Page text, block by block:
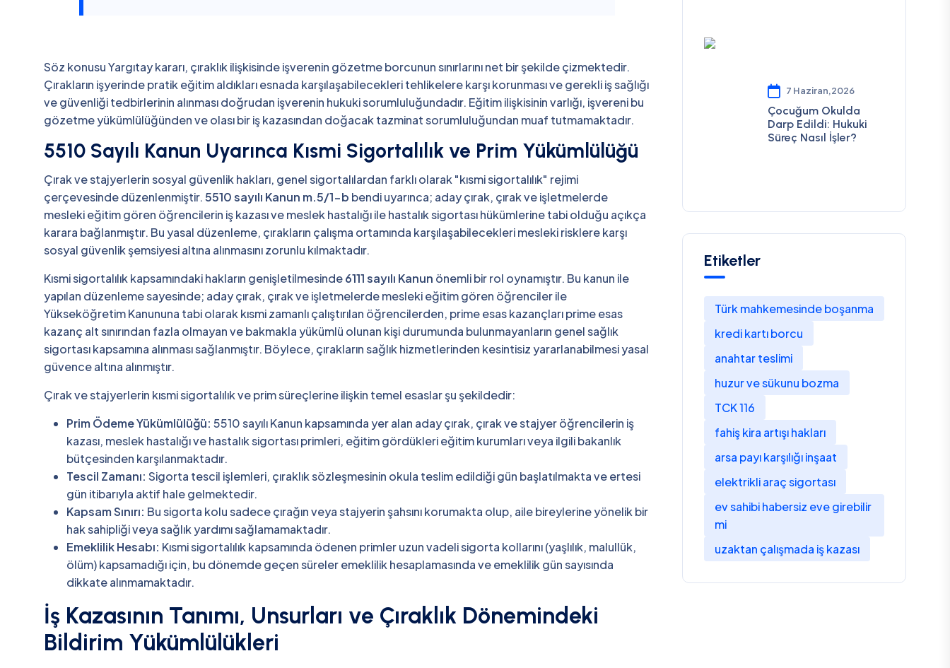
Söz konusu Yargıtay kararı, çıraklık ilişkisinde işverenin gözetme borcunun sınırlarını net bir şekilde çizmektedir.
Çırakların işyerinde pratik eğitim aldıkları esnada karşılaşabilecekleri tehlikelere karşı korunması ve gerekli iş sağlığı
ve güvenliği tedbirlerinin alınması doğrudan işverenin hukuki sorumluluğundadır. Eğitim ilişkisinin varlığı, işvereni bu
gözetme yükümlülüğünden ve olası bir iş kazasından doğacak tazminat sorumluluğundan muaf tutmamaktadır.
5510 Sayılı Kanun Uyarınca Kısmi Sigortalılık ve Prim Yükümlülüğü
Çırak ve stajyerlerin sosyal güvenlik hakları, genel sigortalılardan farklı olarak "kısmi sigortalılık" rejimi
çerçevesinde düzenlenmiştir.5510 sayılı Kanun m.5/1-b bendi uyarınca; aday çırak, çırak ve işletmelerde
mesleki eğitim gören öğrencilerin iş kazası ve meslek hastalığı ile hastalık sigortası hükümlerine tabi olduğu açıkça
karara bağlanmıştır. Bu yasal düzenleme, çırakların çalışma ortamında karşılaşabilecekleri mesleki risklere karşı
sosyal güvenlik şemsiyesi altına alınmasını zorunlu kılmaktadır.
Kısmi sigortalılık kapsamındaki hakların genişletilmesinde6111 sayılı Kanun önemli bir rol oynamıştır. Bu kanun ile
yapılan düzenleme sayesinde; aday çırak, çırak ve işletmelerde mesleki eğitim gören öğrenciler ile
Yükseköğretim Kanununa tabi olarak kısmi zamanlı çalıştırılan öğrencilerden, prime esas kazançları prime esas
kazanç alt sınırından fazla olmayan ve bakmakla yükümlü olunan kişi durumunda bulunmayanların genel sağlık
sigortası kapsamına alınması sağlanmıştır. Böylece, çırakların sağlık hizmetlerinden kesintisiz yararlanabilmesi yasal
güvence altına alınmıştır.
Çırak ve stajyerlerin kısmi sigortalılık ve prim süreçlerine ilişkin temel esaslar şu şekildedir:
Prim Ödeme Yükümlülüğü: 5510 sayılı Kanun kapsamında yer alan aday çırak, çırak ve stajyer öğrencilerin iş
kazası, meslek hastalığı ve hastalık sigortası primleri, eğitim gördükleri eğitim kurumları veya ilgili bakanlık
bütçesinden karşılanmaktadır.
Tescil Zamanı: Sigorta tescil işlemleri, çıraklık sözleşmesinin okula teslim edildiği gün başlatılmakta ve ertesi
gün itibarıyla aktif hale gelmektedir.
Kapsam Sınırı: Bu sigorta kolu sadece çırağın veya stajyerin şahsını korumakta olup, aile bireylerine yönelik bir
hak sahipliği veya sağlık yardımı sağlamamaktadır.
Emeklilik Hesabı: Kısmi sigortalılık kapsamında ödenen primler uzun vadeli sigorta kollarını (yaşlılık, malullük,
ölüm) kapsamadığı için, bu dönemde geçen süreler emeklilik hesaplamasında ve emeklilik gün sayısında
dikkate alınmamaktadır.
İş Kazasının Tanımı, Unsurları ve Çıraklık Dönemindeki
Bildirim Yükümlülükleri
7 Haziran,2026
Çocuğum Okulda
Darp Edildi: Hukuki
Süreç Nasıl İşler?
Etiketler
Türk mahkemesinde boşanma
kredi kartı borcu
anahtar teslimi
huzur ve sükunu bozma
TCK 116
fahiş kira artışı hakları
arsa payı karşılığı inşaat
elektrikli araç sigortası
ev sahibi habersiz eve girebilir
mi
uzaktan çalışmada iş kazası